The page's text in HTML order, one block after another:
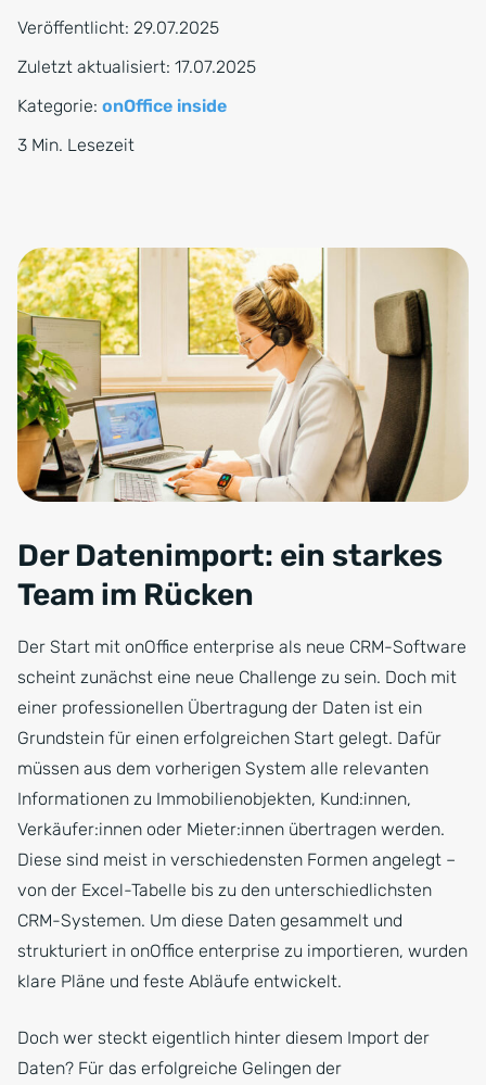
Veröffentlicht: 29.07.2025
Zuletzt aktualisiert: 17.07.2025
Kategorie: onOffice inside
3 Min. Lesezeit
Der Datenimport: ein starkes
Team im Rücken
Der Start mit onOffice enterprise als neue CRM-Software
scheint zunächst eine neue Challenge zu sein. Doch mit
einer professionellen Übertragung der Daten ist ein
Grundstein für einen erfolgreichen Start gelegt. Dafür
müssen aus dem vorherigen System alle relevanten
Informationen zu Immobilienobjekten, Kund:innen,
Verkäufer:innen oder Mieter:innen übertragen werden.
Diese sind meist in verschiedensten Formen angelegt –
von der Excel-Tabelle bis zu den unterschiedlichsten
CRM-Systemen. Um diese Daten gesammelt und
strukturiert in onOffice enterprise zu importieren, wurden
klare Pläne und feste Abläufe entwickelt.
Doch wer steckt eigentlich hinter diesem Import der
Daten? Für das erfolgreiche Gelingen der